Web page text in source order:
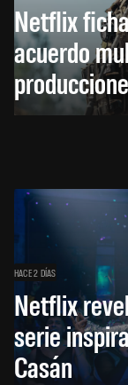
Netflix
acuerdo
HACE 2 DÍAS
Netflix
serie
Casán